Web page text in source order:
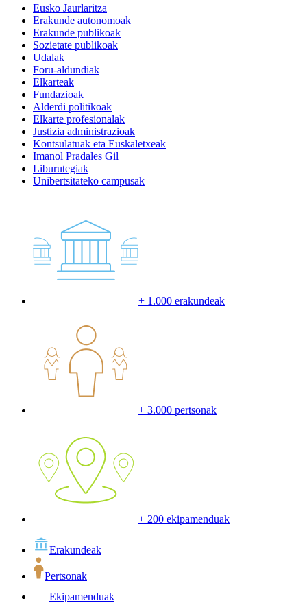
Eusko Jaurlaritza
Erakunde autonomoak
Erakunde publikoak
Sozietate publikoak
Udalak
Foru-aldundiak
Elkarteak
Fundazioak
Alderdi politikoak
Elkarte profesionalak
Justizia administrazioak
Kontsulatuak eta Euskaletxeak
Imanol Pradales Gil
Liburutegiak
Unibertsitateko campusak
+ 1.000 erakundeak
+ 3.000 pertsonak
+ 200 ekipamenduak
Erakundeak
Pertsonak
Ekipamenduak